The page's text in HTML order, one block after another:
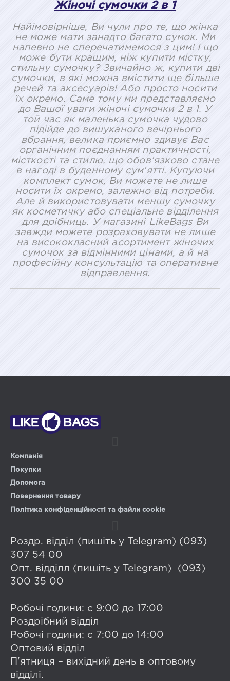
Жіночі сумочки 2 в 1
Найімовірніше, Ви чули про те, що жінка
не може мати занадто багато сумок. Ми
напевно не сперечатимемося з цим! І що
може бути кращим, ніж купити містку,
стильну сумочку? Звичайно ж, купити дві
сумочки, в які можна вмістити ще більше
речей та аксесуарів! Або просто носити
їх окремо. Саме тому ми представляємо
до Вашої уваги жіночі сумочки 2 в 1. У
той час як маленька сумочка чудово
підійде до вишуканого вечірнього
вбрання, велика приємно здивує Вас
органічним поєднанням практичності,
місткості та стилю, що обов'язково стане
в нагоді в буденному сум'ятті. Купуючи
комплект сумок, Ви можете не лише
носити їх окремо, залежно від потреби.
Але й використовувати меншу сумочку
як косметичку або спеціальне відділення
для дрібниць. У магазині LikeBags Ви
завжди можете розраховувати не лише
на висококласний асортимент жіночих
сумочок за відмінними цінами, а й на
професійну консультацію та оперативне
відправлення.
Компанія
Покупки
Допомога
Повернення товару
Політика конфіденційності та файли cookie
Роздр. відділ (пишіть у Telegram) (093)
307 54 00
Опт. відділл (пишіть у Telegram) (093)
300 35 00
Робочі години: с 9:00 до 17:00
Роздрібний відділ
Робочі години: с 7:00 до 14:00
Оптовий відділ
П'ятниця – вихідний день в оптовому
відділі.